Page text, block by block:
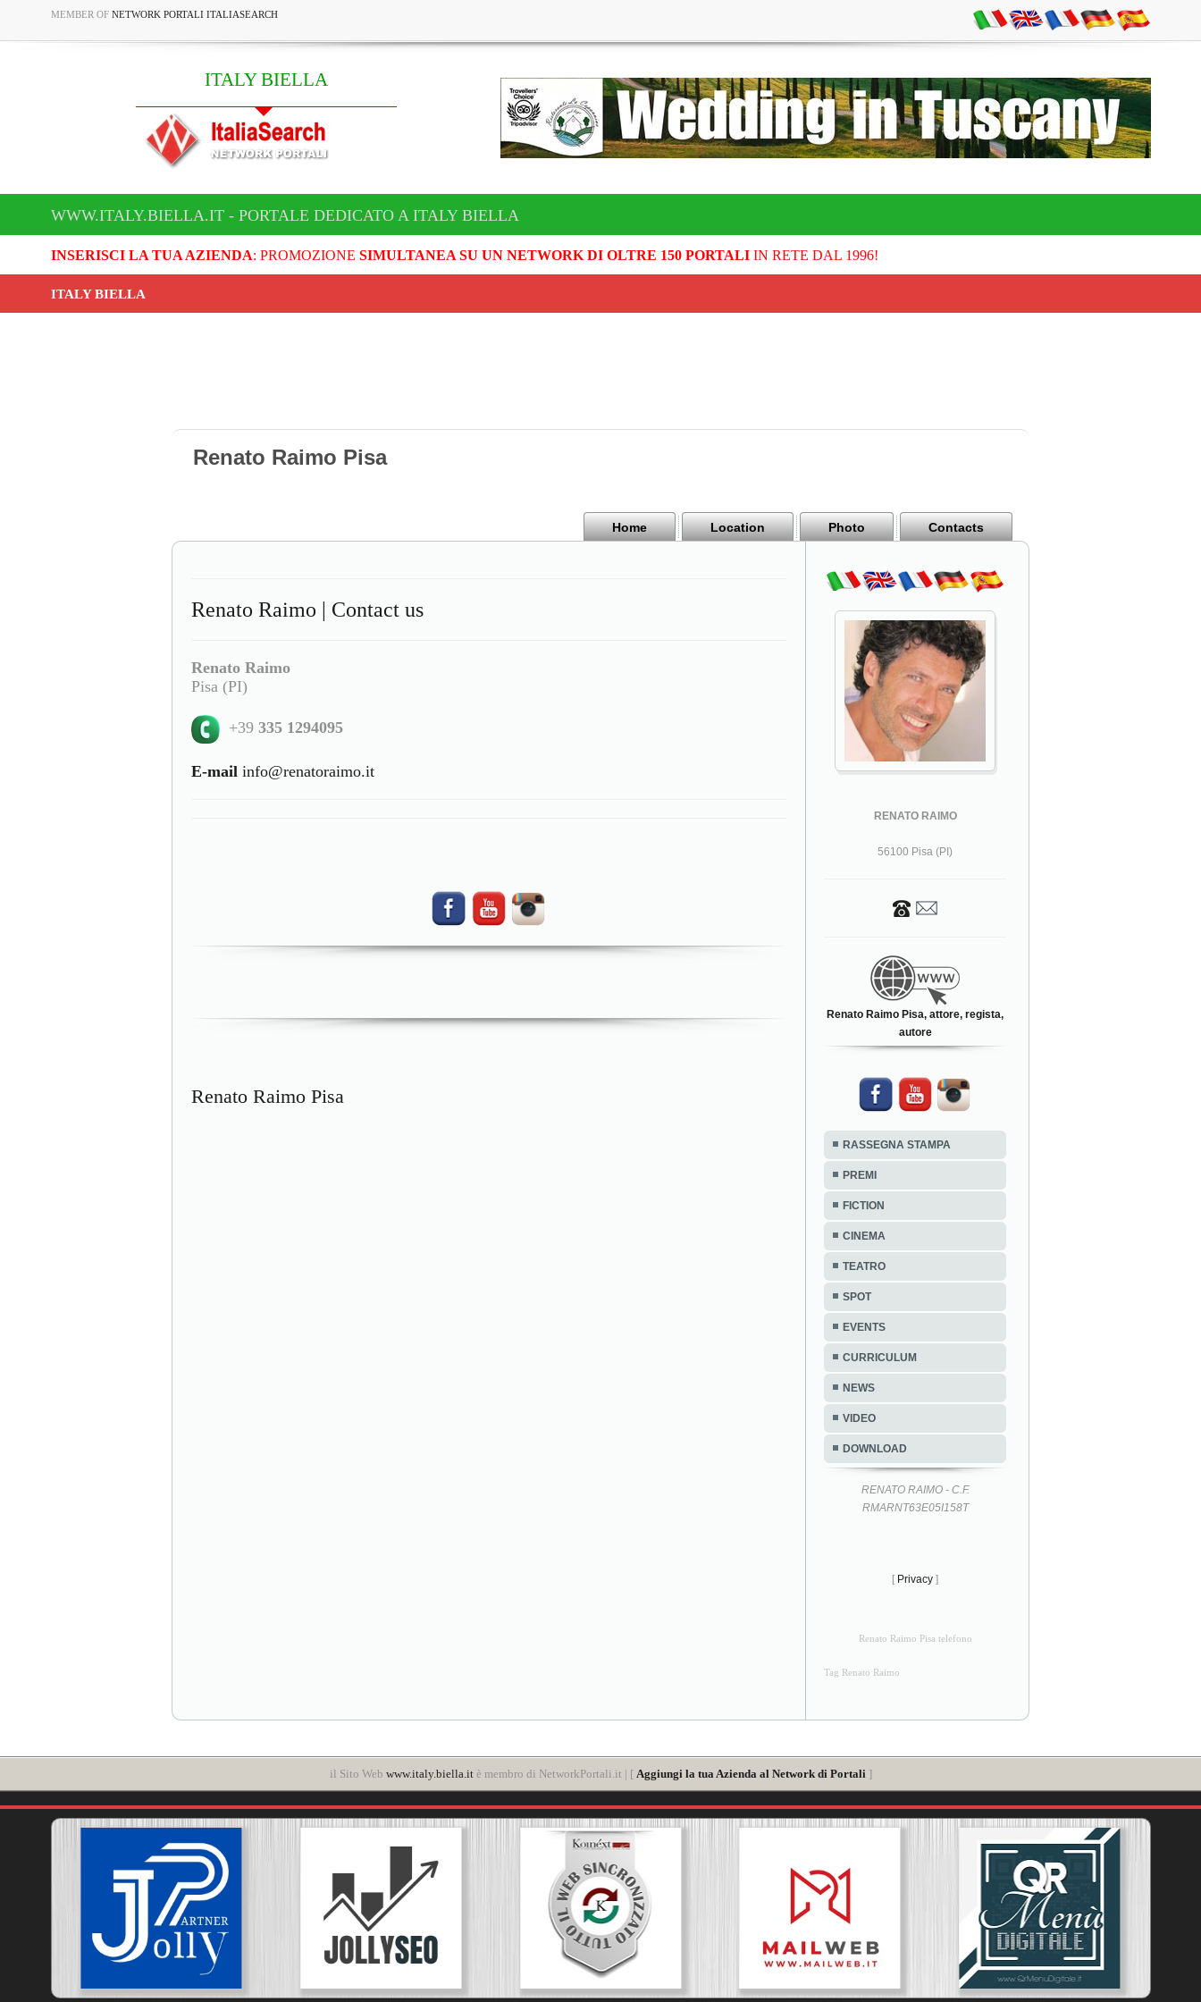
MEMBER OF NETWORK PORTALI ITALIASEARCH
ITALY BIELLA
WWW.ITALY.BIELLA.IT - PORTALE DEDICATO A ITALY BIELLA
INSERISCI LA TUA AZIENDA: PROMOZIONE SIMULTANEA SU UN NETWORK DI OLTRE 150 PORTALIIN RETE DAL 1996!
ITALY BIELLA
Renato Raimo Pisa
Home Location Photo Contacts
Renato Raimo | Contact us
Renato Raimo
Pisa (PI)
+39 335 1294095
E-mail info@renatoraimo.it
Renato Raimo Pisa
RENATO RAIMO
56100 Pisa (PI)
Renato Raimo Pisa, attore, regista,
autore
RASSEGNA STAMPA
PREMI
FICTION
CINEMA
TEATRO
SPOT
EVENTS
CURRICULUM
NEWS
VIDEO
DOWNLOAD
RENATO RAIMO - C.F.
RMARNT63E05I158T
[ Privacy ]
Renato Raimo Pisa telefono
Tag Renato Raimo
il Sito Web www.italy.biella.itè membro di NetworkPortali.it | [ Aggiungi la tua Azienda al Network di Portali ]